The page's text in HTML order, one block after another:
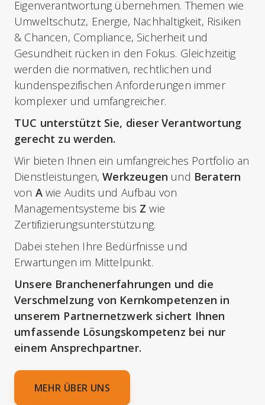
Eigenverantwortung übernehmen. Themen wie
Umweltschutz, Energie, Nachhaltigkeit, Risiken
& Chancen, Compliance, Sicherheit und
Gesundheit rücken in den Fokus. Gleichzeitig
werden die normativen, rechtlichen und
kundenspezifischen Anforderungen immer
komplexer und umfangreicher.
TUC unterstützt Sie, dieser Verantwortung
gerecht zu werden.
Wir bieten Ihnen ein umfangreiches Portfolio an
Dienstleistungen,Werkzeugen und Beratern
von Awie Audits und Aufbau von
Managementsysteme bis Z wie
Zertifizierungsunterstützung.
Dabei stehen Ihre Bedürfnisse und
Erwartungen im Mittelpunkt.
Unsere Branchenerfahrungen und die
Verschmelzung von Kernkompetenzen in
unserem Partnernetzwerk sichert Ihnen
umfassende Lösungskompetenz bei nur
einem Ansprechpartner.
MEHR ÜBER UNS